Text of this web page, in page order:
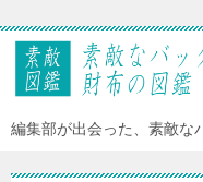
編集部が出会った、素敵な